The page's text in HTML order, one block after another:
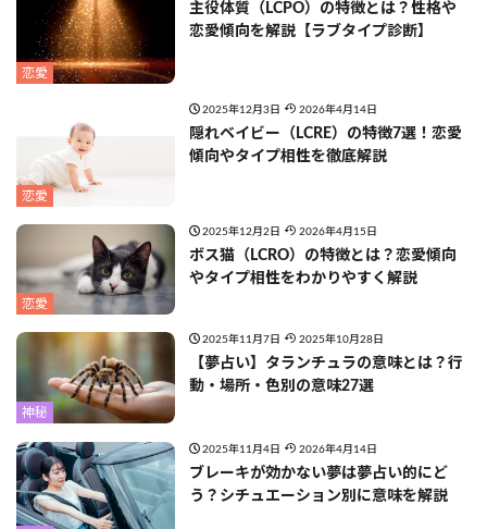
恋愛
主役体質（LCPO）の特徴とは？性格や
恋愛傾向を解説【ラブタイプ診断】
恋愛
2025年12月3日 2026年4月14日
隠れベイビー（LCRE）の特徴7選！恋愛
傾向やタイプ相性を徹底解説
恋愛
2025年12月2日 2026年4月15日
ボス猫（LCRO）の特徴とは？恋愛傾向
やタイプ相性をわかりやすく解説
神秘
2025年11月7日 2025年10月28日
【夢占い】タランチュラの意味とは？行
動・場所・色別の意味27選
2025年11月4日 2026年4月14日
ブレーキが効かない夢は夢占い的にど
う？シチュエーション別に意味を解説